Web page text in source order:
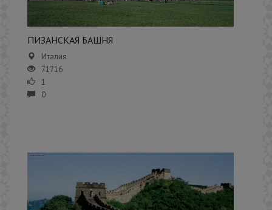
ПИЗАНСКАЯ БАШНЯ
Италия
71716
1
0